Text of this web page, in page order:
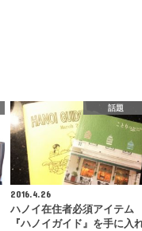
話題
2016.4.26
ハノイ在住者必須アイテム
『ハノイガイド』を手に入